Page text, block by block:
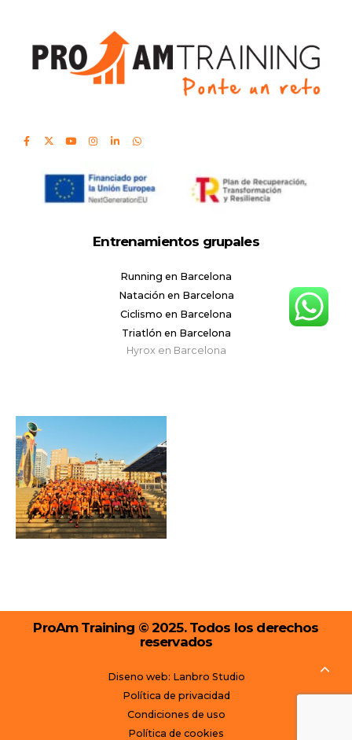
Entrenamientos grupales
Running en Barcelona
Natación en Barcelona
Ciclismo en Barcelona
Triatlón en Barcelona
Hyrox en Barcelona
ProAm Training © 2025. Todos los derechos
reservados
Diseno web: Lanbro Studio
Política de privacidad
Condiciones de uso
Política de cookies